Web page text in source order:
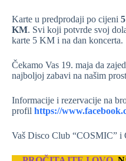
Karte u predprodaji po cijeni
KM. Svi koji potvrde svoj
karte 5 KM i na dan koncerta.
Čekamo Vas 19. maja da
najboljoj zabavi na našim
Informacije i rezervacije na
profil https://
Vaš Disco Club “COSMIC” i